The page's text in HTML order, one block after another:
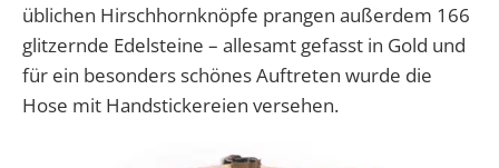
üblichen Hirschhornknöpfe prangen außerdem 166
glitzernde Edelsteine – allesamt gefasst in Gold und
für ein besonders schönes Auftreten wurde die
Hose mit Handstickereien versehen.